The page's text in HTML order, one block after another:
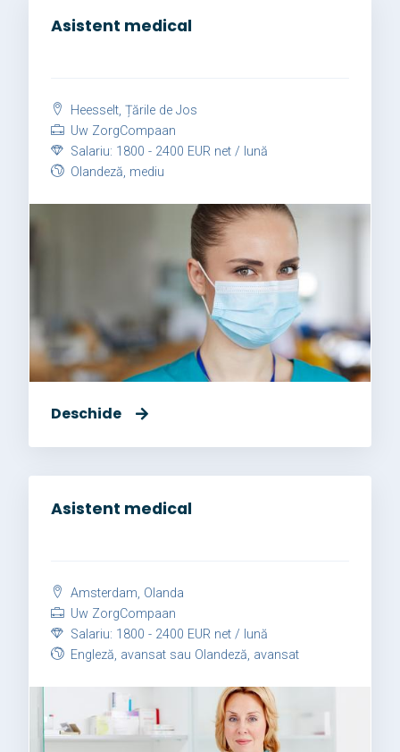
Asistent medical
Heesselt, Țările de Jos
Uw ZorgCompaan
Salariu: 1800 - 2400 EUR net / lună
Olandeză, mediu
Deschide
Asistent medical
Amsterdam, Olanda
Uw ZorgCompaan
Salariu: 1800 - 2400 EUR net / lună
Engleză, avansat sau Olandeză, avansat